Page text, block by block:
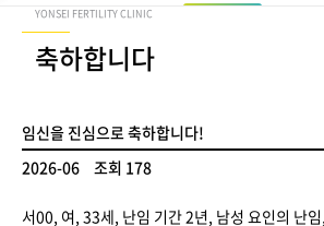
YONSEI FERTILITY CLINIC
축하합니다
임신을 진심으로 축하합니다!
2026-06
조회 178
본문
서00, 여, 33세, 난임 기간 2년, 남성 요인의 난